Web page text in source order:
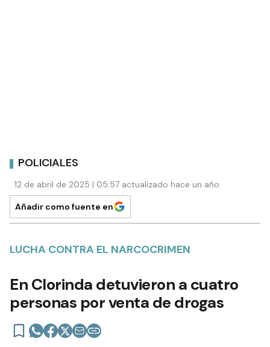
POLICIALES
12 de abril de 2025 | 05:57 actualizado hace un año
Añadir como fuente en
LUCHA CONTRA EL NARCOCRIMEN
En Clorinda detuvieron a cuatro
personas por venta de drogas